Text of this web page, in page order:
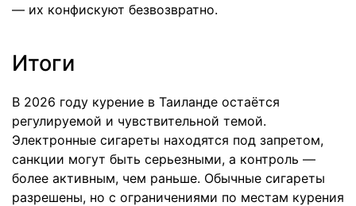
— их конфискуют безвозвратно.
Итоги
В 2026 году курение в Таиланде остаётся
регулируемой и чувствительной темой.
Электронные сигареты находятся под запретом,
санкции могут быть серьезными, а контроль —
более активным, чем раньше. Обычные сигареты
разрешены, но с ограничениями по местам курения